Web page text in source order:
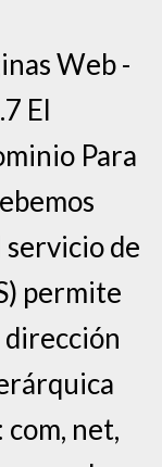
Web -
El
Para
servicio de
permite
dirección
net,